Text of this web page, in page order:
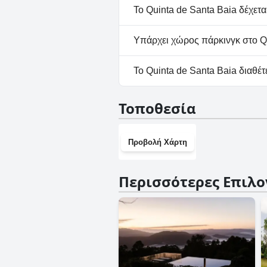
Όχι, το Quinta de Santa Baia
Το Quinta de Santa Baia
Όχι, το Quinta de Santa Baia
Υπάρχει χώρος πάρκινγκ στο
Ναι, υπάρχουν
Το Quinta de Santa Baia
Τοποθεσία
Προβολή Χάρτη
Περισσότερες